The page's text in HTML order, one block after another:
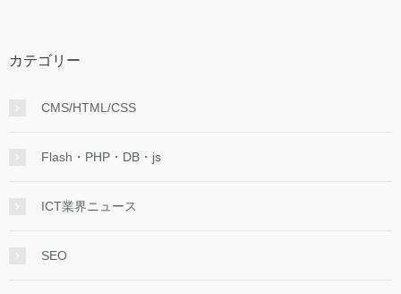
カテゴリー
CMS/HTML/CSS
Flash・PHP・DB・js
ICT業界ニュース
SEO